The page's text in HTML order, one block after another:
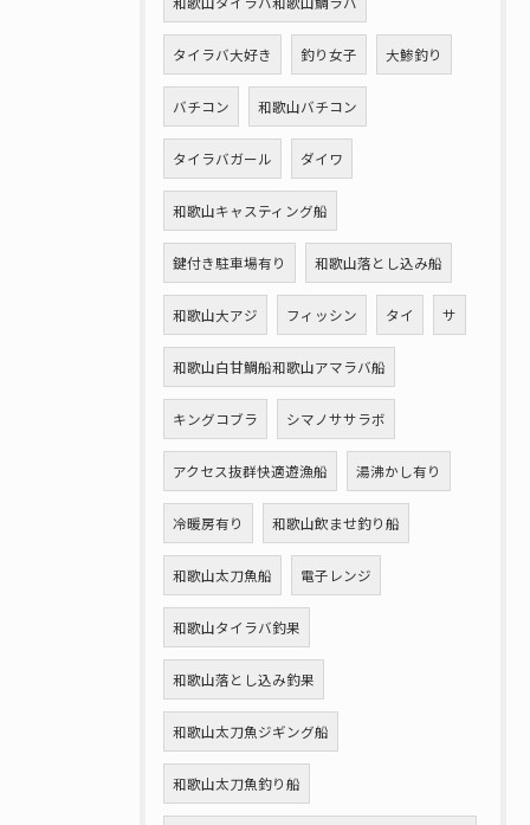
タイラバ大好き 釣り女子 大鯵釣り
バチコン 和歌山バチコン
タイラバガール ダイワ
和歌山キャスティング船
鍵付き駐車場有り 和歌山落とし込み船
和歌山大アジ フィッシン タイ サ
和歌山白甘鯛船和歌山アマラバ船
キングコブラ シマノササラボ
アクセス抜群快適遊漁船 湯沸かし有り
冷暖房有り 和歌山飲ませ釣り船
和歌山太刀魚船 電子レンジ
和歌山タイラバ釣果
和歌山落とし込み釣果
和歌山太刀魚ジギング船
和歌山太刀魚釣り船